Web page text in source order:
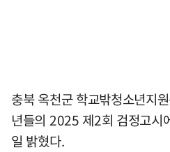
충북 옥천군 학교밖청소년지
년들의 2025 제2회 검정고시
일 밝혔다.